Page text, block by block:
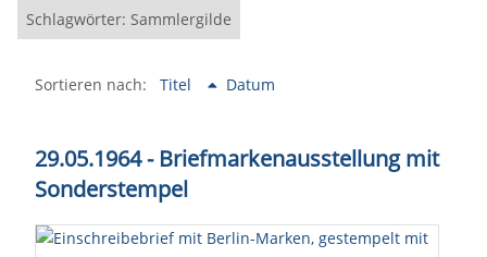
Schlagwörter: Sammlergilde
Sortieren nach: Titel Datum
29.05.1964 - Briefmarkenausstellung mit
Sonderstempel